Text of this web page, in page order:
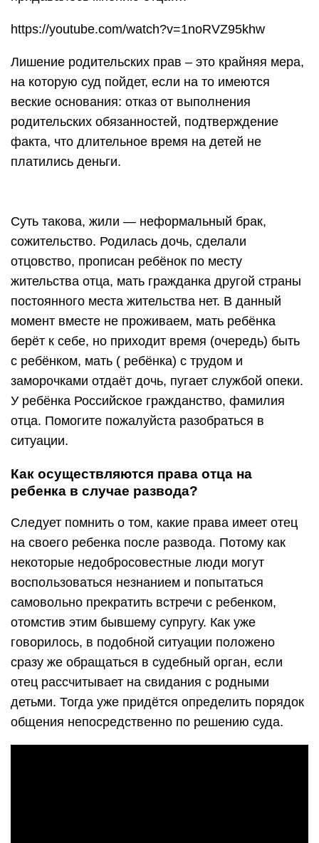
https://youtube.com/watch?v=1noRVZ95khw
Лишение родительских прав – это крайняя мера,
на которую суд пойдет, если на то имеются
веские основания: отказ от выполнения
родительских обязанностей, подтверждение
факта, что длительное время на детей не
платились деньги.
Суть такова, жили — неформальный брак,
сожительство. Родилась дочь, сделали
отцовство, прописан ребёнок по месту
жительства отца, мать гражданка другой страны
постоянного места жительства нет. В данный
момент вместе не проживаем, мать ребёнка
берёт к себе, но приходит время (очередь) быть
с ребёнком, мать ( ребёнка) с трудом и
заморочками отдаёт дочь, пугает службой опеки.
У ребёнка Российское гражданство, фамилия
отца. Помогите пожалуйста разобраться в
ситуации.
Как осуществляются права отца на
ребенка в случае развода?
Следует помнить о том, какие права имеет отец
на своего ребенка после развода. Потому как
некоторые недобросовестные люди могут
воспользоваться незнанием и попытаться
самовольно прекратить встречи с ребенком,
отомстив этим бывшему супругу. Как уже
говорилось, в подобной ситуации положено
сразу же обращаться в судебный орган, если
отец рассчитывает на свидания с родными
детьми. Тогда уже придётся определить порядок
общения непосредственно по решению суда.